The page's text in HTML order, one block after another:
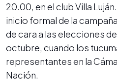
20.00, en el club Villa
inicio formal de la
de cara a las elecciones
octubre, cuando los
representantes en la
Nación.